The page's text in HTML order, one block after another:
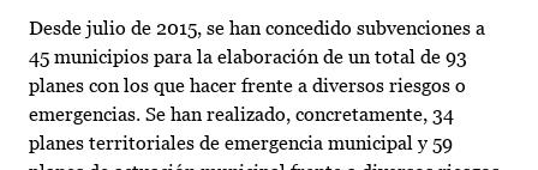
Desde julio de 2015, se han concedido subvenciones a
45 municipios para la elaboración de un total de 93
planes con los que hacer frente a diversos riesgos o
emergencias. Se han realizado, concretamente, 34
planes territoriales de emergencia municipal y 59